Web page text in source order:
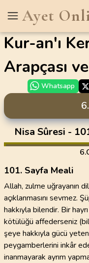
Ayet
Kur-an'ı
Arapçası
Whatsapp
Nisa Sûresi -
6
101. Sayfa Meali
Allah, zulme uğrayanın
açıklanmasını sevmez.
hakkıyla bilendir. Bir
kötülüğü affederseniz
şeye hakkıyla gücü
peygamberlerini inkâr
inanmayarak ayrım